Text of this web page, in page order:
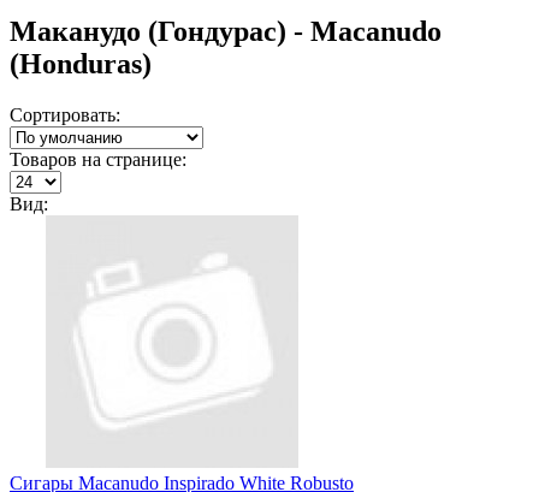
Маканудо (Гондурас) - Macanudo
(Honduras)
Сортировать:
Товаров на странице:
Вид:
Сигары Macanudo Inspirado White Robusto